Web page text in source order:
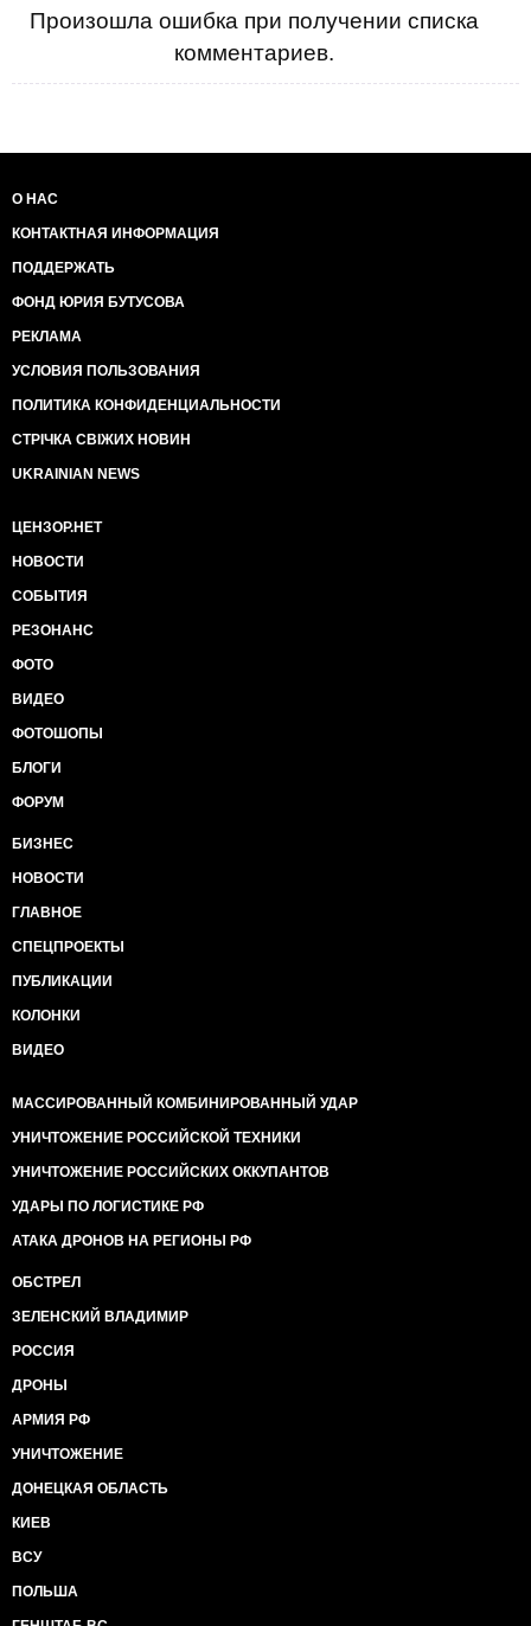
Произошла ошибка при получении списка
комментариев.
О НАС
КОНТАКТНАЯ ИНФОРМАЦИЯ
ПОДДЕРЖАТЬ
ФОНД ЮРИЯ БУТУСОВА
РЕКЛАМА
УСЛОВИЯ ПОЛЬЗОВАНИЯ
ПОЛИТИКА КОНФИДЕНЦИАЛЬНОСТИ
СТРІЧКА СВІЖИХ НОВИН
UKRAINIAN NEWS
ЦЕНЗОР.НЕТ
НОВОСТИ
СОБЫТИЯ
РЕЗОНАНС
ФОТО
ВИДЕО
ФОТОШОПЫ
БЛОГИ
ФОРУМ
БИЗНЕС
НОВОСТИ
ГЛАВНОЕ
СПЕЦПРОЕКТЫ
ПУБЛИКАЦИИ
КОЛОНКИ
ВИДЕО
МАССИРОВАННЫЙ КОМБИНИРОВАННЫЙ УДАР
УНИЧТОЖЕНИЕ РОССИЙСКОЙ ТЕХНИКИ
УНИЧТОЖЕНИЕ РОССИЙСКИХ ОККУПАНТОВ
УДАРЫ ПО ЛОГИСТИКЕ РФ
АТАКА ДРОНОВ НА РЕГИОНЫ РФ
ОБСТРЕЛ
ЗЕЛЕНСКИЙ ВЛАДИМИР
РОССИЯ
ДРОНЫ
АРМИЯ РФ
УНИЧТОЖЕНИЕ
ДОНЕЦКАЯ ОБЛАСТЬ
КИЕВ
ВСУ
ПОЛЬША